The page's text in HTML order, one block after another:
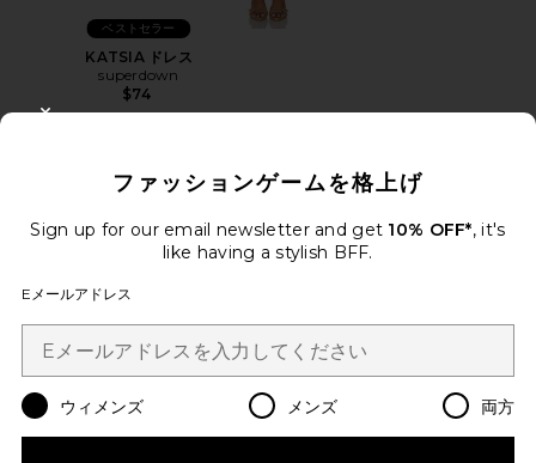
ベストセラー
KATSIA ドレス
superdown
$74
ファッションゲームを格上げ
Sign up for our email newsletter and get 10% OFF*, it's
like having a stylish BFF.
Eメールアドレス
ウィメンズ メンズ 両方